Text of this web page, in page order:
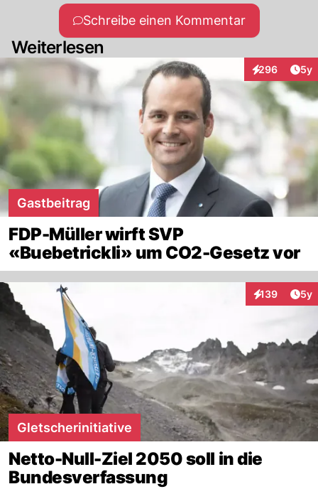
Schreibe einen Kommentar
Weiterlesen
296
Interaktionen
5y
Gastbeitrag
FDP-Müller wirft SVP
«Buebetrickli» um CO2-Gesetz vor
139
Interaktionen
5y
Gletscherinitiative
Netto-Null-Ziel 2050 soll in die
Bundesverfassung